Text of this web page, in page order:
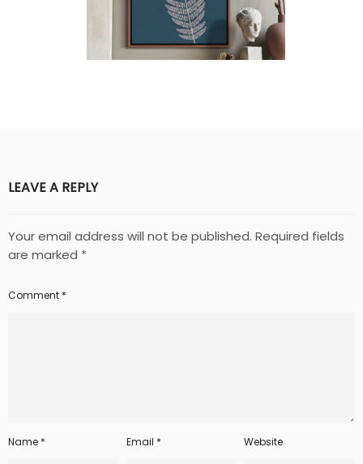
LEAVE A REPLY
Your email address will not be published. Required fields
are marked *
Comment *
Name * Email * Website